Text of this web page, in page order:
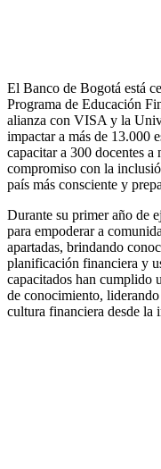
El Banco de Bogotá está
Programa de Educación
alianza con VISA y la
impactar a más de 13.000
capacitar a 300 docentes
compromiso con la
país más consciente y
Durante su primer año de
para empoderar a
apartadas, brindando
planificación financiera y
capacitados han cumplido
de conocimiento,
cultura financiera desde la